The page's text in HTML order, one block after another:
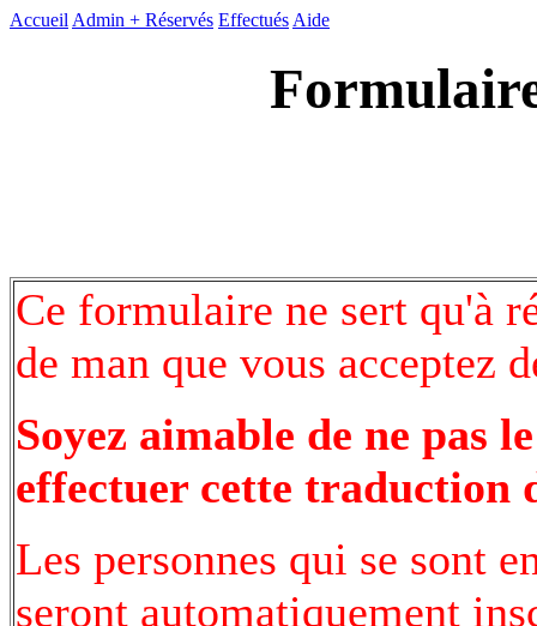
Accueil Admin + Réservés Effectués Aide
Ce formulaire ne sert qu'à
de man que vous acceptez
Soyez aimable de ne pas
effectuer cette traduction
Les personnes qui se sont
seront automatiquement